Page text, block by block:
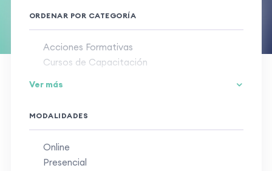
ORDENAR POR CATEGORÍA
Acciones Formativas
Cursos de Capacitación
Ver más
MODALIDADES
Online
Presencial